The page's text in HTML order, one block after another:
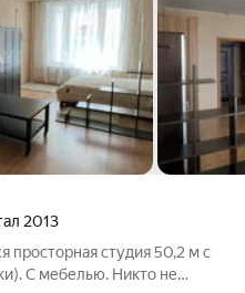
2013
просторная студия 50,2 м с
С мебелью. Никто не